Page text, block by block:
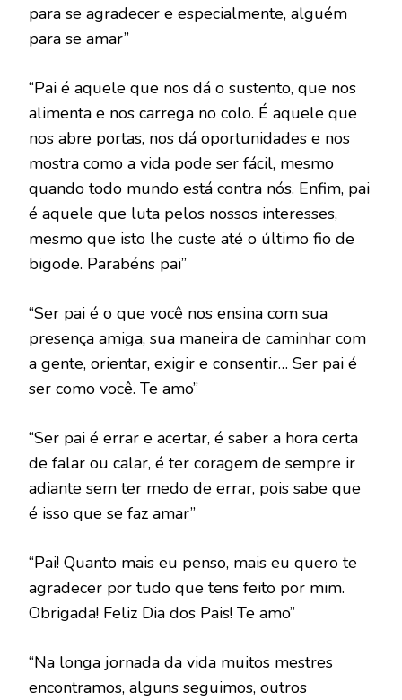
para se agradecer e especialmente, alguém
para se amar”
“Pai é aquele que nos dá o sustento, que nos
alimenta e nos carrega no colo. É aquele que
nos abre portas, nos dá oportunidades e nos
mostra como a vida pode ser fácil, mesmo
quando todo mundo está contra nós. Enfim, pai
é aquele que luta pelos nossos interesses,
mesmo que isto lhe custe até o último fio de
bigode. Parabéns pai”
“Ser pai é o que você nos ensina com sua
presença amiga, sua maneira de caminhar com
a gente, orientar, exigir e consentir… Ser pai é
ser como você. Te amo”
“Ser pai é errar e acertar, é saber a hora certa
de falar ou calar, é ter coragem de sempre ir
adiante sem ter medo de errar, pois sabe que
é isso que se faz amar”
“Pai! Quanto mais eu penso, mais eu quero te
agradecer por tudo que tens feito por mim.
Obrigada! Feliz Dia dos Pais! Te amo”
“Na longa jornada da vida muitos mestres
encontramos, alguns seguimos, outros